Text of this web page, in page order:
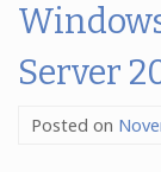
Server
Posted on